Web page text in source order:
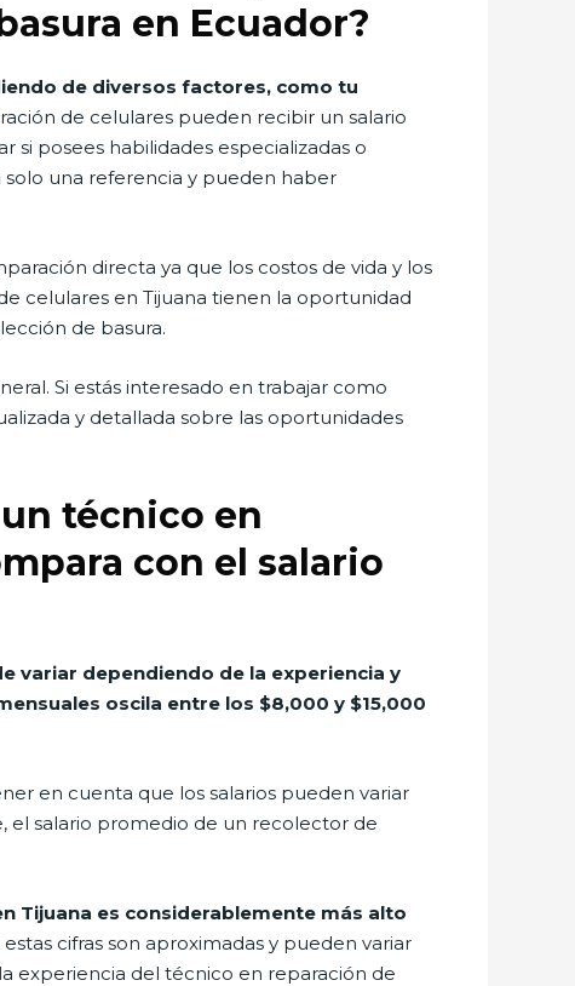
en Ecuador?
de diversos factores, como tu
de celulares pueden recibir un salario
si posees habilidades especializadas o
una referencia y pueden haber
directa ya que los costos de vida y los
celulares en Tijuana tienen la oportunidad
de basura.
Si estás interesado en trabajar como
y detallada sobre las oportunidades
técnico en
con el salario
variar dependiendo de la experiencia y
oscila entre los $8,000 y $15,000
en cuenta que los salarios pueden variar
el salario promedio de un recolector de
Tijuana es considerablemente más alto
cifras son aproximadas y pueden variar
experiencia del técnico en reparación de